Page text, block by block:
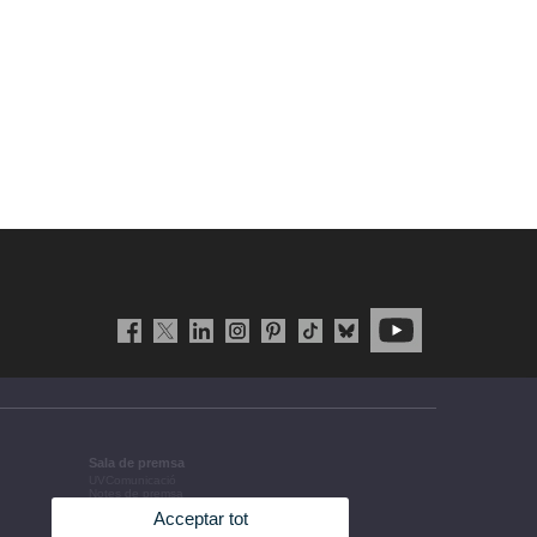
Sala de premsa
Acords de governAcceptar tot